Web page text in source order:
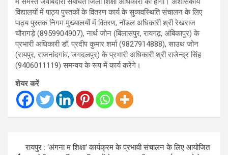
विद्यालयों में पाठ्य पुस्तकों के वितरण कार्य के सुव्यवस्थिति संचालन के लिए
पाठ्य पुस्तक निगम मुख्यालयों में वितरण, नोडल अधिकारी श्री रेखराज
चौरागड़े (8959904907), नार्थ जोन (बिलासपुर, रायगढ़, अंबिकापुर) के
प्रभारी अधिकारी डॉ. प्रदीप कुमार शर्मा (9827914888), साउथ जोन
(रायपुर, राजनांदगांव, जगदलपुर) के प्रभारी अधिकारी श्री राजेन्द्र सिंह
(9406011119) समन्वय के रूप में कार्य करेंगे।
शेयर करें
रायपुर : ‘अंगना म शिक्षा‘ कार्यक्रम के प्रभावी संचालन के लिए आयोजित